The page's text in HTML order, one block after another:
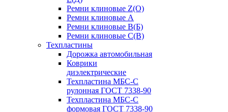
Ремни клиновые Z(О)
Ремни клиновые А
Ремни клиновые В(Б)
Ремни клиновые С(В)
Техпластины
Дорожка автомобильная
Коврики
диэлектрические
Техпластина МБС-С
рулонная ГОСТ 7338-90
Техпластина МБС-С
формовая ГОСТ 7338-90